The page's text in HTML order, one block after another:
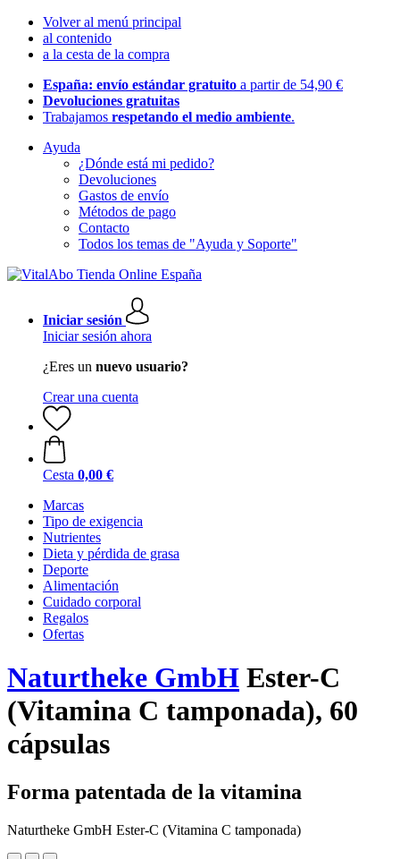
Volver al menú principal
al contenido
a la cesta de la compra
España: envío estándar gratuito a partir de 54,90 €
Devoluciones gratuitas
Trabajamos respetando el medio ambiente.
Ayuda
¿Dónde está mi pedido?
Devoluciones
Gastos de envío
Métodos de pago
Contacto
Todos los temas de "Ayuda y Soporte"
Iniciar sesión
Iniciar sesión ahora
¿Eres un nuevo usuario?
Crear una cuenta
Cesta 0,00 €
Marcas
Tipo de exigencia
Nutrientes
Dieta y pérdida de grasa
Deporte
Alimentación
Cuidado corporal
Regalos
Ofertas
Naturtheke GmbH Ester-C
(Vitamina C tamponada), 60
cápsulas
Forma patentada de la vitamina
Naturtheke GmbH Ester-C (Vitamina C tamponada)